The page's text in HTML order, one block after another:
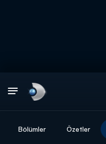
Bölümler Özetler